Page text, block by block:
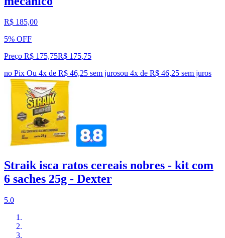
R$ 185,00
5% OFF
Preço R$ 175,75R$ 175,75
no Pix Ou 4x de R$ 46,25 sem jurosou 4x de R$ 46,25 sem juros
Straik isca ratos cereais nobres - kit com
6 saches 25g - Dexter
5.0